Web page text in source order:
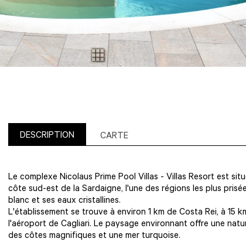
DESCRIPTION CARTE
Le complexe Nicolaus Prime Pool Villas - Villas Resort est
côte sud-est de la Sardaigne, l'une des régions les plus
blanc et ses eaux cristallines.
L'établissement se trouve à environ 1 km de Costa Rei, à 15
l'aéroport de Cagliari. Le paysage environnant offre une
des côtes magnifiques et une mer turquoise.